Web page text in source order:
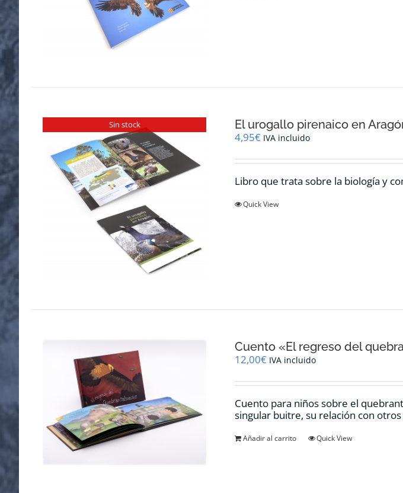
Sin stock El urogallo pirenaico en
4,95€ IVA incluido
Libro que trata sobre la biología y
Quick View
Cuento «El regreso del
12,00€ IVA incluido
Cuento para niños sobre el
singular buitre, su relación con
Añadir al carrito Quick View